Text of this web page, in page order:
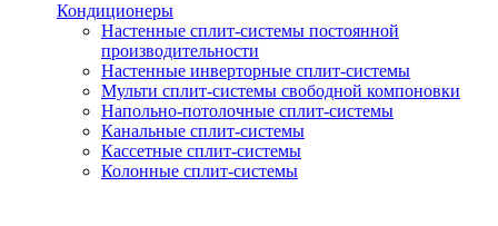
Кондиционеры
Настенные сплит-системы постоянной
производительности
Настенные инверторные сплит-системы
Мульти сплит-системы свободной компоновки
Напольно-потолочные сплит-системы
Канальные сплит-системы
Кассетные сплит-системы
Колонные сплит-системы